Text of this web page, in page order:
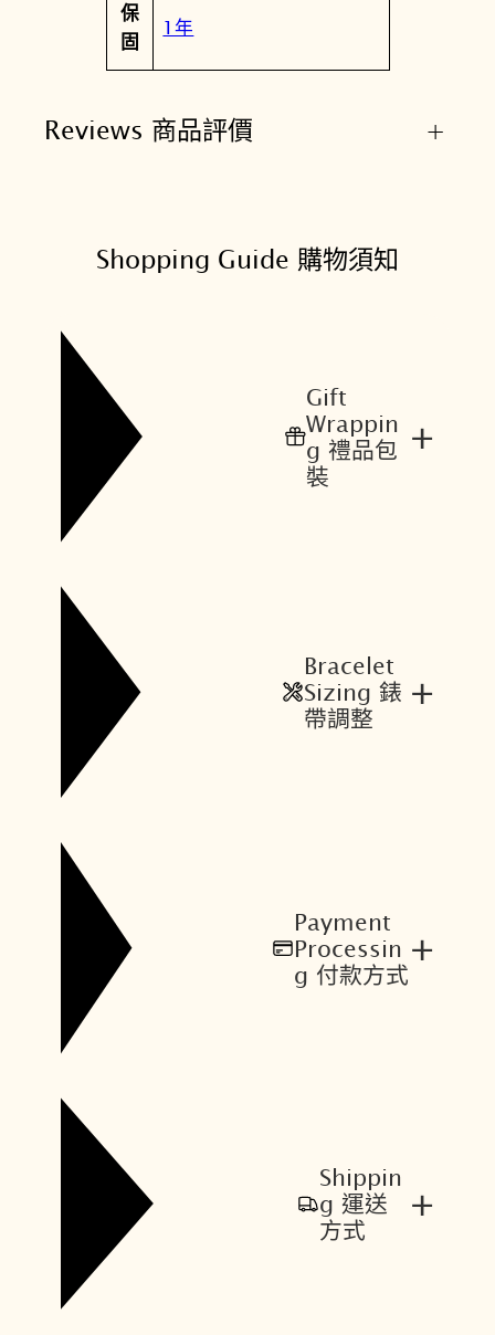
保
固
1年
Reviews 商品評價 +
Shopping Guide 購物須知
Gift
Wrappin
g 禮品包
裝
+
Bracelet
Sizing 錶
帶調整
+
Payment
Processin
g 付款方式
+
Shippin
g 運送
方式
+